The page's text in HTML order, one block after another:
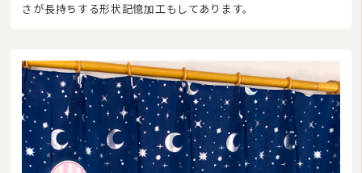
さが長持ちする形状記憶加工もしてあります。
ベビー・ジュニア用寝具
マルチカバー・クロス
座布団・クッション
ラグマット・カーペット
カーテン